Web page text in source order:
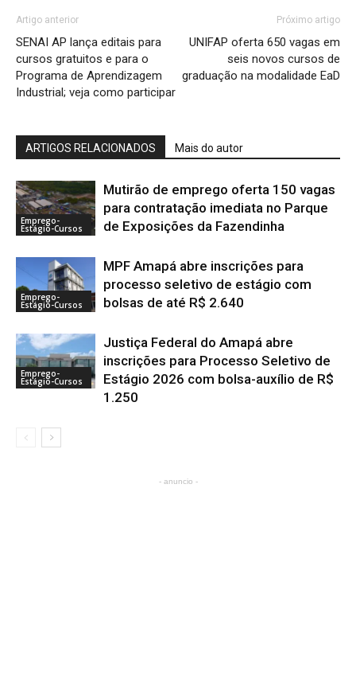
Artigo anterior
SENAI AP lança editais para
cursos gratuitos e para o
Programa de Aprendizagem
Industrial; veja como participar
Próximo artigo
UNIFAP oferta 650 vagas em
seis novos cursos de
graduação na modalidade EaD
ARTIGOS RELACIONADOS Mais do autor
Emprego-
Estágio-Cursos
Mutirão de emprego oferta 150 vagas
para contratação imediata no Parque
de Exposições da Fazendinha
Emprego-
Estágio-Cursos
MPF Amapá abre inscrições para
processo seletivo de estágio com
bolsas de até R$ 2.640
Emprego-
Estágio-Cursos
Justiça Federal do Amapá abre
inscrições para Processo Seletivo de
Estágio 2026 com bolsa-auxílio de R$
1.250
- anuncio -